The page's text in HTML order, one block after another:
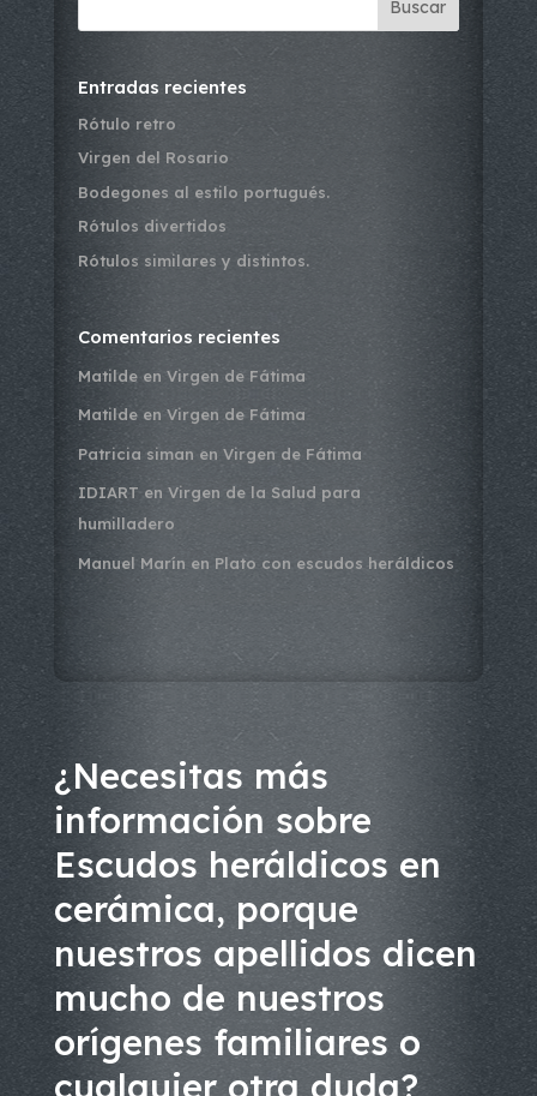
Buscar
Entradas recientes
Rótulo retro
Virgen del Rosario
Bodegones al estilo portugués.
Rótulos divertidos
Rótulos similares y distintos.
Comentarios recientes
Matildeen Virgen de Fátima
Matildeen Virgen de Fátima
Patricia siman en Virgen de Fátima
IDIART en Virgen de la Salud para
humilladero
Manuel Marín en Plato con escudos heráldicos
¿Necesitas más
información sobre
Escudos heráldicos en
cerámica, porque
nuestros apellidos dicen
mucho de nuestros
orígenes familiares o
cualquier otra duda?